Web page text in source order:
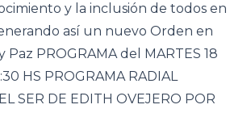
y la inclusión de todos en
así un nuevo Orden en
Paz PROGRAMA del MARTES 18
HS PROGRAMA RADIAL
SER DE EDITH OVEJERO POR